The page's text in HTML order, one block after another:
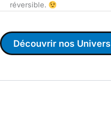
réversible.
Découvrir nos Univers